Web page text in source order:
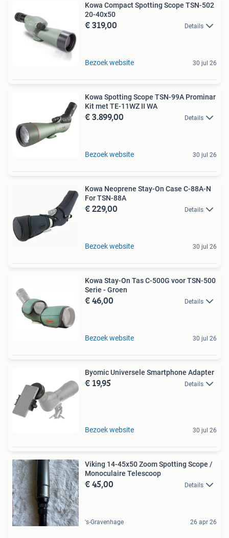
Kowa Compact Spotting Scope TSN-502
20-40x50
€ 319,00 Details
Bezoek website 30 jul 26
Kowa Spotting Scope TSN-99A Prominar
Kit met TE-11WZ II WA
€ 3.899,00 Details
Bezoek website 30 jul 26
Kowa Neoprene Stay-On Case C-88A-N
For TSN-88A
€ 229,00 Details
Bezoek website 30 jul 26
Kowa Stay-On Tas C-500G voor TSN-500
Serie - Groen
€ 46,00 Details
Bezoek website 30 jul 26
Byomic Universele Smartphone Adapter
€ 19,95 Details
Bezoek website 30 jul 26
Viking 14-45x50 Zoom Spotting Scope /
Monoculaire Telescoop
€ 45,00 Details
's-Gravenhage 26 apr 26